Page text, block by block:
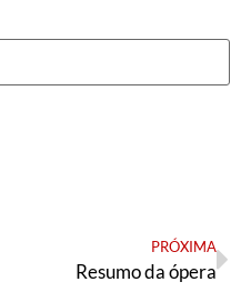
PRÓXIMA
Resumo da ópera